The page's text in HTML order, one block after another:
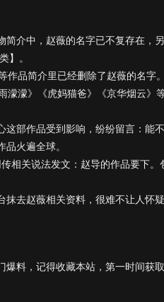
介中，赵薇的名字已不复存在，
】。
作品简介里已经删除了赵薇的名字
濛濛》《虎妈猫爸》《京华烟云》
这部作品受到影响，纷纷留言：能
火遍全球。
相关说法发文：赵导的作品要下。
去赵薇相关资料，很难不让人怀
爆料，记得收藏本站，第一时间获